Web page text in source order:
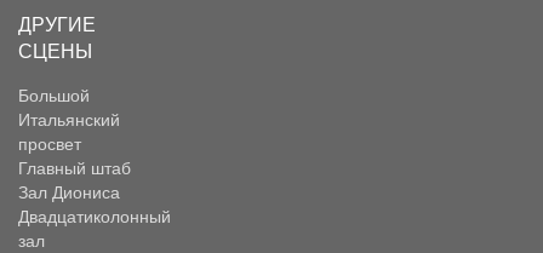
ДРУГИЕ
СЦЕНЫ
Большой
Итальянский
просвет
Главный штаб
Зал Диониса
Двадцатиколонный
зал